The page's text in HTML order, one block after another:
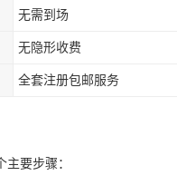
无需到场
无隐形收费
全套注册包邮服务
要步骤：